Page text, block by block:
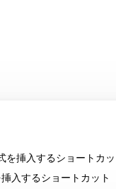
を挿入するショートカッ
入するショートカット